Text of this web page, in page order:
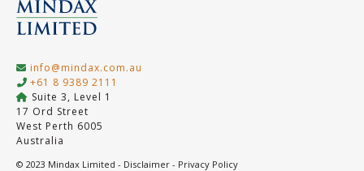
info@mindax.com.au
+61 8 9389 2111
Suite 3, Level 1
17 Ord Street
West Perth 6005
Australia
© 2023 Mindax Limited - Disclaimer - Privacy Policy